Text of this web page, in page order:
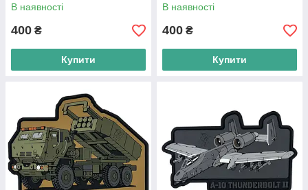
В наявності
400 ₴
Купити
В наявності
400 ₴
Купити